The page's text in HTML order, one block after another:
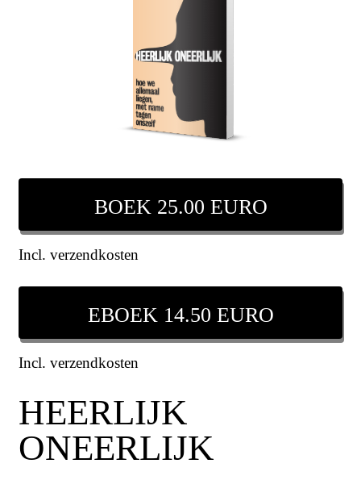
BOEK 25.00 EURO
Incl. verzendkosten
EBOEK 14.50 EURO
Incl. verzendkosten
HEERLIJK
ONEERLIJK